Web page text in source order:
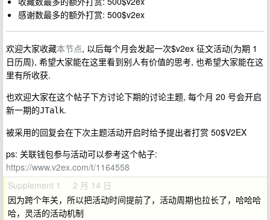
感谢数最多的额外打赏: 500$v2ex
欢迎大家收藏本节点, 以后每个月会发起一次$v2ex 征文活动(为期 1
日历周), 希望大家能在这里看到别人有价值的思考, 也希望大家能在这
里有所收获.
也欢迎大家在这个帖子下方讨论下期的讨论主题, 每个月 20 号会开启
新一期的JTalk.
被采用的回复会在下次主题活动开启时给予提出者打赏 50$V2EX
ps: 关联钱包参与活动可以参考这个帖子:
https://www.v2ex.com/t/1164558
Supplement 1 · 2 月 14 日
因为跨个年关，所以把活动时间提前了，活动周期也拉长了，哈哈哈
哈，灵活的活动机制